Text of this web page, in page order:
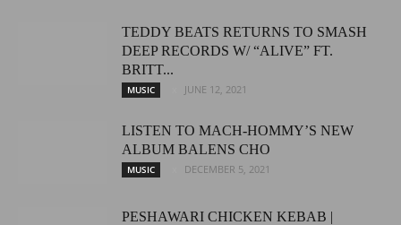
TEDDY BEATS RETURNS TO SMASH
DEEP RECORDS W/ “ALIVE” FT.
BRITT...
MUSIC JUNE 12, 2021
LISTEN TO MACH-HOMMY’S NEW
ALBUM BALENS CHO
MUSIC DECEMBER 5, 2021
PESHAWARI CHICKEN KEBAB |